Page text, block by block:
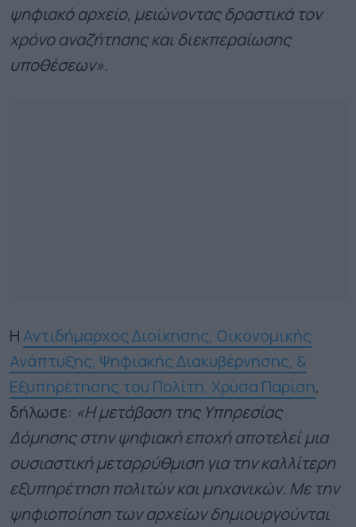
ψηφιακό αρχείο, μειώνοντας δραστικά τον
χρόνο αναζήτησης και διεκπεραίωσης
υποθέσεων».
H Αντιδήμαρχος Διοίκησης, Οικονομικής
Ανάπτυξης, Ψηφιακής Διακυβέρνησης, &
Εξυπηρέτησης του Πολίτη, Χρύσα Παρίση,
δήλωσε: «Η μετάβαση της Υπηρεσίας
Δόμησης στην ψηφιακή εποχή αποτελεί μια
ουσιαστική μεταρρύθμιση για την καλλίτερη
εξυπηρέτηση πολιτών και μηχανικών. Με την
ψηφιοποίηση των αρχείων δημιουργούνται